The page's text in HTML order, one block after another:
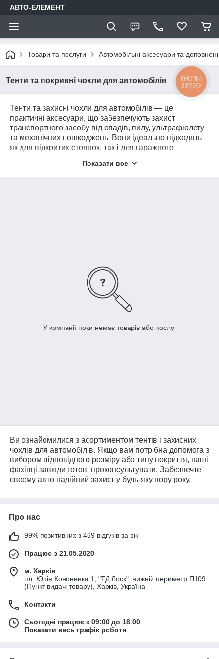
АВТО-ЕЛЕМЕНТ
Товари та послуги Автомобільні аксесуари та
Тенти та покривні чохли для автомобілів
Тенти та захисні чохли для автомобілів — це
практичні аксесуари, що забезпечують захист
транспортного засобу від опадів, пилу, ультрафіолету
та механічних пошкоджень. Вони ідеально підходять
як для відкритих стоянок, так і для гаражного
модельні тенти для легкових авто, кросоверів, пікапів і
Показати все
У компанії поки немає товарів або послуг
Ви ознайомилися з асортиментом тентів і захисних
чохлів для автомобілів. Якщо вам потрібна допомога з
вибором відповідного розміру або типу покриття, наші
фахівці завжди готові проконсультувати. Забезпечте
своєму авто надійний захист у будь-яку пору року.
Про нас
99% позитивних з 469 відгуків за рік
Працює з 21.05.2020
м. Харків
пл. Юрія Кононенка 1, "ТД Лоск", нижній периметр П109.
(Пункт видачі товару), Харків, Україна
Контакти
Сьогодні працює з 09:00 до 18:00
Показати весь графік роботи
КНОПКА
ЗВ'ЯЗКУ